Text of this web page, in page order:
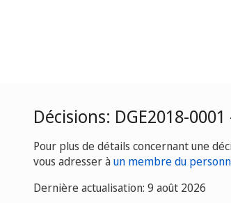
Décisions: DGE2018-
Pour plus de détails concernant une
vous adresser àun membre du
Dernière actualisation: 9 août 2026